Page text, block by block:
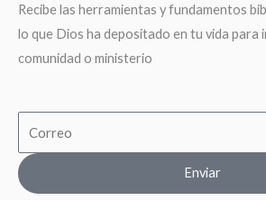
Recibe las herramientas y fundamentos
lo que Dios ha depositado en tu vida para
comunidad o ministerio
Enviar